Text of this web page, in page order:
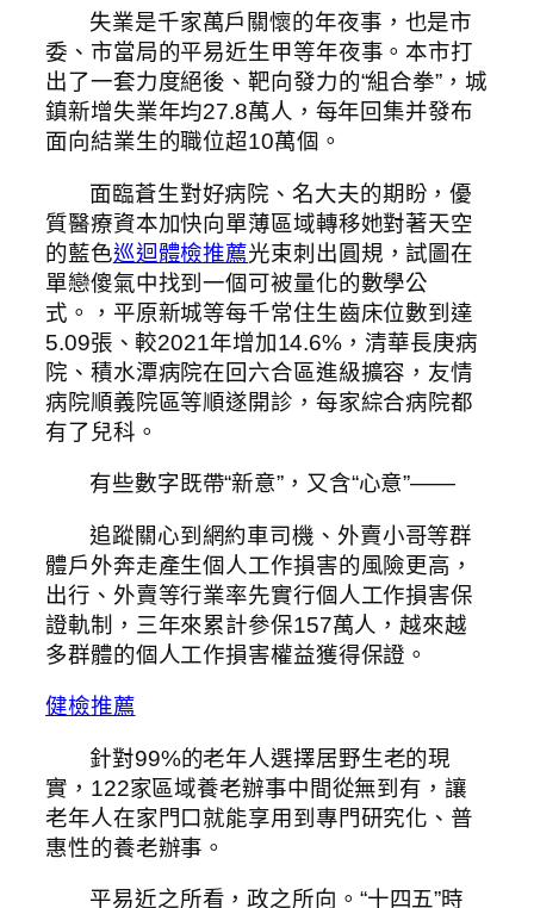
失業是千家萬戶關懷的年夜事，也是市
委、市當局的平易近生甲等年夜事。本市打
出了一套力度絕後、靶向發力的“組合拳”，城
鎮新增失業年均27.8萬人，每年回集并發布
面向結業生的職位超10萬個。
面臨蒼生對好病院、名大夫的期盼，優
質醫療資本加快向單薄區域轉移她對著天空
的藍色巡迴體檢推薦光束刺出圓規，試圖在
單戀傻氣中找到一個可被量化的數學公
式。，平原新城等每千常住生齒床位數到達
5.09張、較2021年增加14.6%，清華長庚病
院、積水潭病院在回六合區進級擴容，友情
病院順義院區等順遂開診，每家綜合病院都
有了兒科。
有些數字既帶“新意”，又含“心意”——
追蹤關心到網約車司機、外賣小哥等群
體戶外奔走產生個人工作損害的風險更高，
出行、外賣等行業率先實行個人工作損害保
證軌制，三年來累計參保157萬人，越來越
多群體的個人工作損害權益獲得保證。
健檢推薦
針對99%的老年人選擇居野生老的現
實，122家區域養老辦事中間從無到有，讓
老年人在家門口就能享用到專門研究化、普
惠性的養老辦事。
平易近之所看，政之所向。“十四五”時